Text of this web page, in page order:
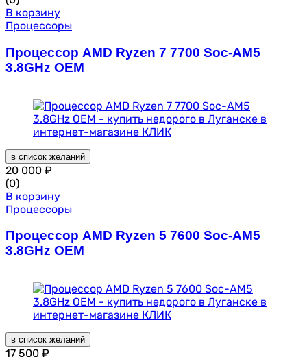
В корзину
Процессоры
Процессор AMD Ryzen 7 7700 Soc-AM5
3.8GHz OEM
в список желаний
20 000 ₽
(0)
В корзину
Процессоры
Процессор AMD Ryzen 5 7600 Soc-AM5
3.8GHz OEM
в список желаний
17 500 ₽